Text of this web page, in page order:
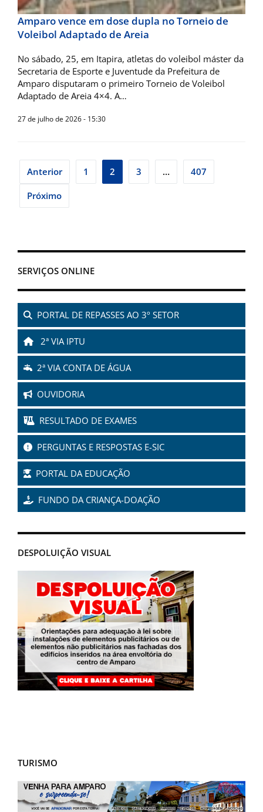
SERVIÇOS ONLINE
PORTAL DE REPASSES AO 3º SETOR
2ª VIA IPTU
2ª VIA CONTA DE ÁGUA
OUVIDORIA
RESULTADO DE EXAMES
PERGUNTAS E RESPOSTAS E-SIC
PORTAL DA EDUCAÇÃO
FUNDO DA CRIANÇA-DOAÇÃO
DESPOLUIÇÃO VISUAL
Amparo vence em dose dupla no Torneio de
Voleibol Adaptado de Areia
No sábado, 25, em Itapira, atletas do voleibol máster da
Secretaria de Esporte e Juventude da Prefeitura de
Amparo disputaram o primeiro Torneio de Voleibol
Adaptado de Areia 4×4. A…
27 de julho de 2026 - 15:30
Navegação
por
posts
Anterior 1 2 3 … 407
Próximo
TURISMO